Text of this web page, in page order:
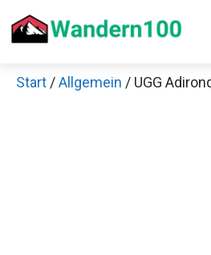
Inhalt
Start /Allgemein / UGG